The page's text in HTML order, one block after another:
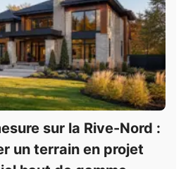
sur la Rive-Nord :
un terrain en projet